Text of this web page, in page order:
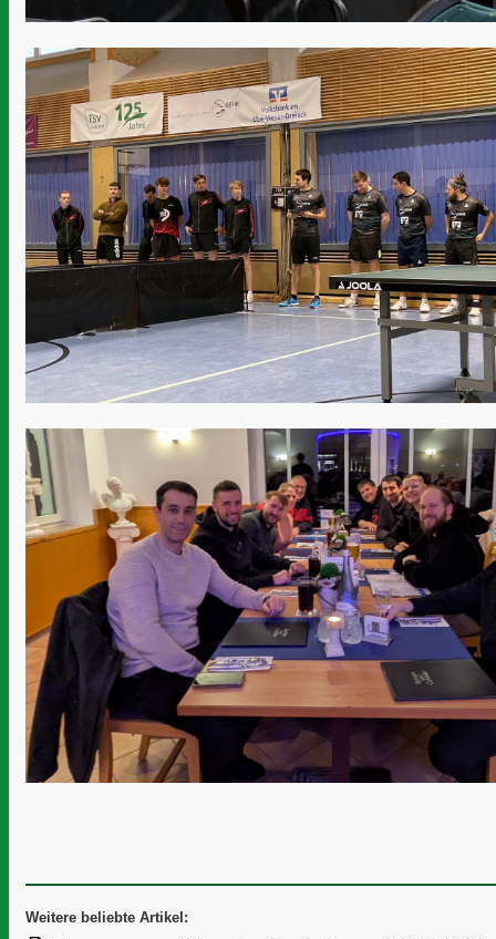
Weitere beliebte Artikel: